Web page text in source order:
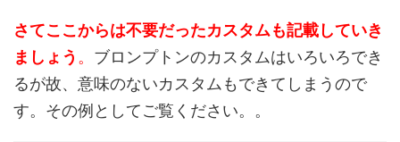
さてここからは不要だったカスタムも記載していき
ましょう 。 ブロンプトンのカスタムはいろいろでき
るが故、意味のないカスタムもできてしまうので
す。その例としてご覧ください。。